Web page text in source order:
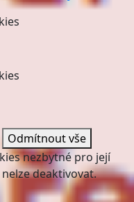
Odmítnout vše
nezbytné pro její
deaktivovat.